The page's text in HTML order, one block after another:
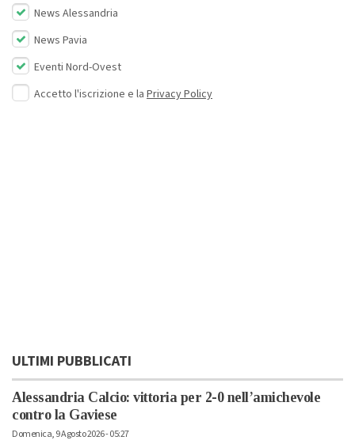
News Alessandria
News Pavia
Eventi Nord-Ovest
Accetto l'iscrizione e la Privacy Policy
ULTIMI PUBBLICATI
Alessandria Calcio: vittoria per 2-0 nell’amichevole
contro la Gaviese
Domenica, 9 Agosto 2026 - 05:27